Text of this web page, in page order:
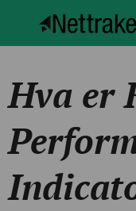
Hva er